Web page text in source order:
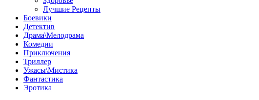
Лучшие Рецепты
Боевики
Детектив
Драма\Мелодрама
Комедии
Приключения
Триллер
Ужасы\Мистика
Фантастика
Эротика